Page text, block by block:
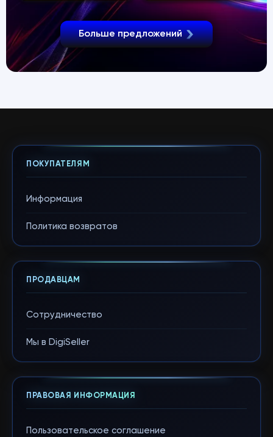
Больше предложений
ПОКУПАТЕЛЯМ
Информация
Политика возвратов
ПРОДАВЦАМ
Сотрудничество
Мы в DigiSeller
ПРАВОВАЯ ИНФОРМАЦИЯ
Пользовательское соглашение